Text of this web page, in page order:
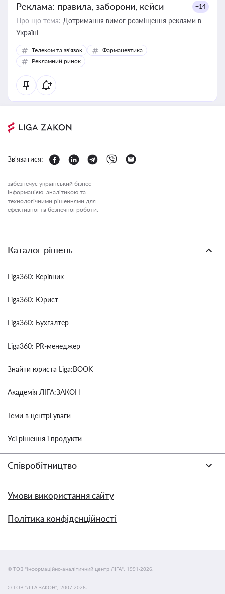
Реклама: правила, заборони, кейси +14
Про що тема: Дотримання вимог розміщення реклами в
Україні
Телеком та зв'язок
Фармацевтика
Рекламний ринок
Зв'язатися:
забезпечує український бізнес
інформацією, аналітикою та
технологічними рішеннями для
ефективної та безпечної роботи.
Каталог рішень
Liga360: Керівник
Liga360: Юрист
Liga360: Бухгалтер
Liga360: PR-менеджер
Знайти юриста Liga:BOOK
Академія ЛІГА:ЗАКОН
Теми в центрі уваги
Усі рішення і продукти
Співробітництво
Умови використання сайту
Політика конфіденційності
© ТОВ "інформаційно-аналітичний центр ЛІГА", 1991-2026.
© ТОВ "ЛІГА ЗАКОН", 2007-2026.